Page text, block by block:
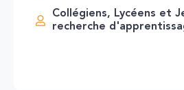
Collégiens, Lycéens et
recherche